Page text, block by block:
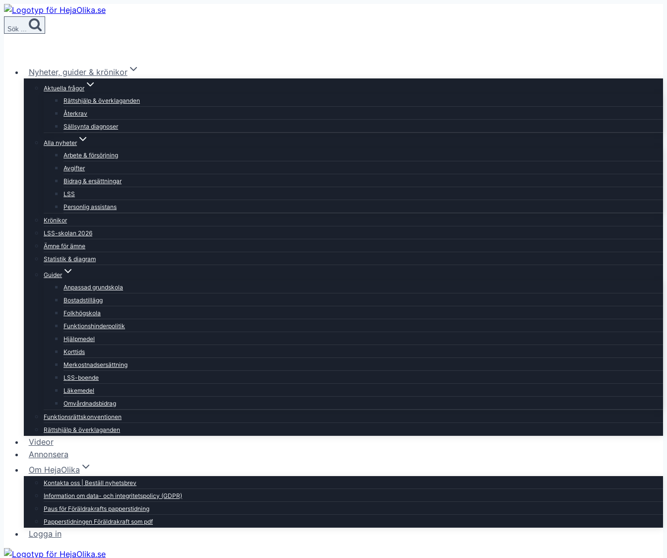
Skip
content
Sök ...
Nyheter, guider & krönikor
Aktuella frågor
Rättshjälp & överklaganden
Återkrav
Sällsynta diagnoser
Alla nyheter
Arbete & försörjning
Avgifter
Bidrag & ersättningar
LSS
Personlig assistans
Krönikor
LSS-skolan 2026
Ämne för ämne
Statistik & diagram
Guider
Anpassad grundskola
Bostadstillägg
Folkhögskola
Funktionshinderpolitik
Hjälpmedel
Korttids
Merkostnadsersättning
LSS-boende
Läkemedel
Omvårdnadsbidrag
Funktionsrättskonventionen
Rättshjälp & överklaganden
Videor
Annonsera
Om HejaOlika
Kontakta oss | Beställ nyhetsbrev
Information om data- och integritetspolicy (GDPR)
Paus för Föräldrakrafts papperstidning
Papperstidningen Föräldrakraft som pdf
Logga in